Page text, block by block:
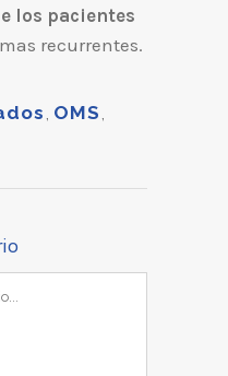
los pacientes
recurrentes.
OMS